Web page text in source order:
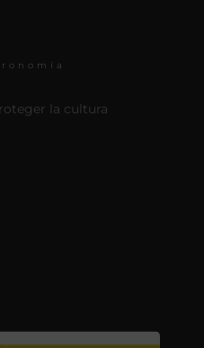
la cultura